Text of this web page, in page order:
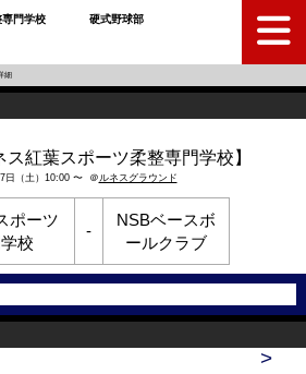
整専門学校 硬式野球部
細
紅葉スポーツ柔整専門学校】
日（土）10:00 〜 ＠ルネスグラウンド
ポーツ
校
-
NSBベースボ
ールクラブ
>